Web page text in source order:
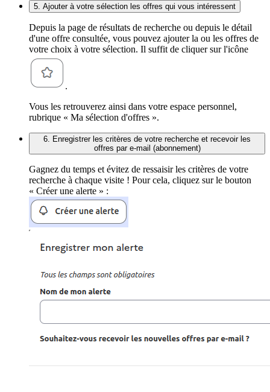
5. Ajouter à votre sélection les offres qui vous intéressent
Depuis la page de résultats de recherche ou depuis le détail
d'une offre consultée, vous pouvez ajouter la ou les offres de
votre choix à votre sélection. Il suffit de cliquer sur l'icône
.
Vous les retrouverez ainsi dans votre espace personnel,
rubrique « Ma sélection d'offres ».
6. Enregistrer les critères de votre recherche et recevoir les
offres par e-mail (abonnement)
Gagnez du temps et évitez de ressaisir les critères de votre
recherche à chaque visite ! Pour cela, cliquez sur le bouton
« Créer une alerte » :